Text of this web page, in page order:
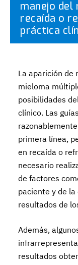
manejo del
recaída o
práctica
La aparición de
mieloma
posibilidades
clínico. Las
primera línea,
en recaída o
necesario
de factores
paciente y de
resultados de
Además,
resultados